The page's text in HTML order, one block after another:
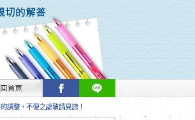
調整，不便之處敬請見諒！